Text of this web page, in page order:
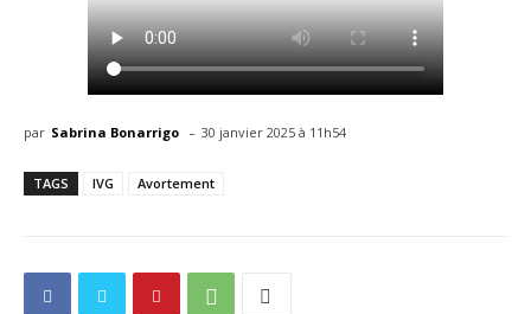
par Sabrina Bonarrigo - 30 janvier 2025 à 11h54
TAGS IVG Avortement